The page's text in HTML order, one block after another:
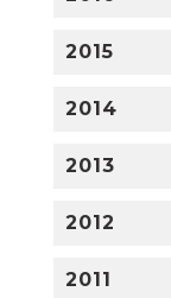
2015
2014
2013
2012
2011